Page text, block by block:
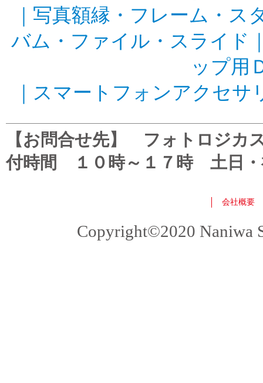
写真額縁・フレーム・ス
バム・ファイル・スライド
ップ用
スマートフォンアクセサ
【お問合せ先】 フォトロジ
付時間 １０時～１７時 土日・
会社概要
Copyright©2020 Naniwa